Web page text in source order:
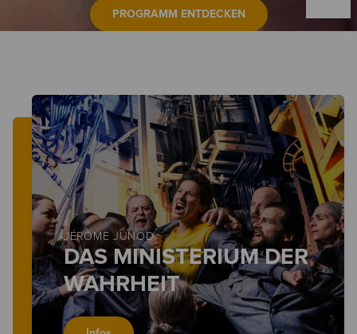
PROGRAMM ENTDECKEN
JÉRÔME JUNOD
DAS MINISTERIUM DER
WAHRHEIT